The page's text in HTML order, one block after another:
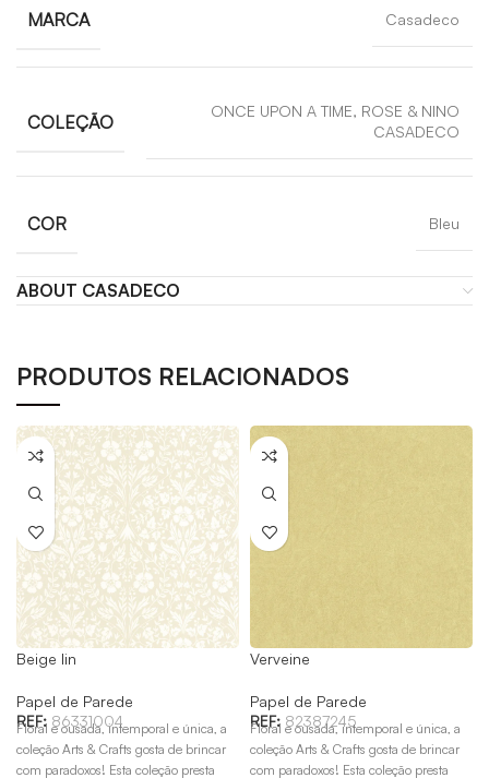
MARCA Casadeco
COLEÇÃO
ONCE UPON A TIME, ROSE & NINO
CASADECO
COR Bleu
ABOUT CASADECO
PRODUTOS RELACIONADOS
Beige lin
Papel de Parede
REF: 86331004
Floral e ousada, intemporal e única, a
coleção Arts & Crafts gosta de brincar
com paradoxos! Esta coleção presta
Verveine
Papel de Parede
REF: 82387245
Floral e ousada, intemporal e única, a
coleção Arts & Crafts gosta de brincar
com paradoxos! Esta coleção presta